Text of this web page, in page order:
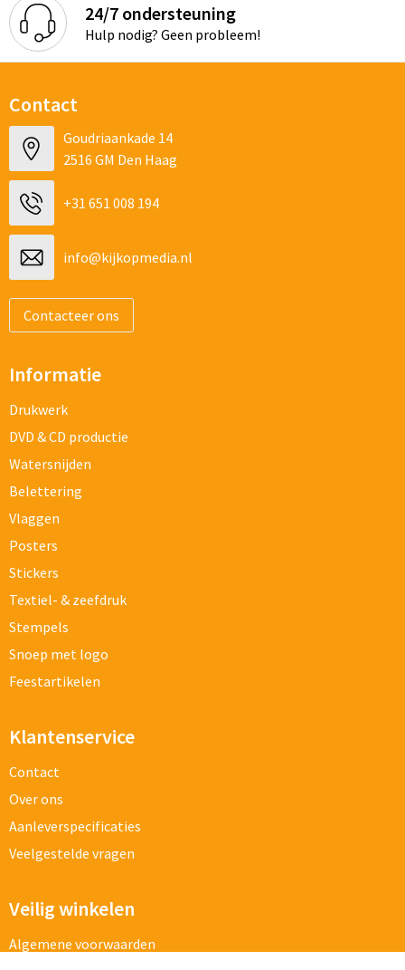
24/7 ondersteuning
Hulp nodig? Geen probleem!
Contact
Goudriaankade 14
2516 GM Den Haag
+31 651 008 194
info@kijkopmedia.nl
Contacteer ons
Informatie
Drukwerk
DVD & CD productie
Watersnijden
Belettering
Vlaggen
Posters
Stickers
Textiel- & zeefdruk
Stempels
Snoep met logo
Feestartikelen
Klantenservice
Contact
Over ons
Aanleverspecificaties
Veelgestelde vragen
Veilig winkelen
Algemene voorwaarden